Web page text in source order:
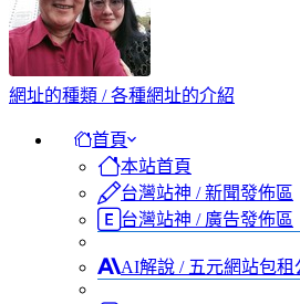
網址的種類 / 各種網址的介紹
首頁
本站首頁
台灣站神 / 新聞發佈區
台灣站神 / 廣告發佈區
AI解說 / 五元網站包租